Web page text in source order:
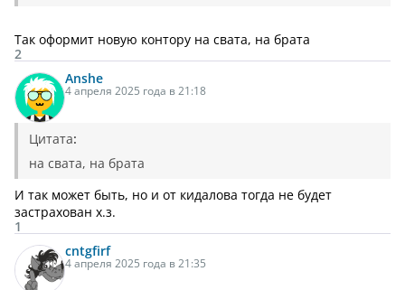
Так оформит новую контору на свата, на брата
2
Anshe
4 апреля 2025 года в 21:18
Цитата:
на свата, на брата
И так может быть, но и от кидалова тогда не будет
застрахован х.з.
1
cntgfirf
4 апреля 2025 года в 21:35